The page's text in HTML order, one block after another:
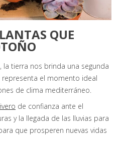
QUE
tierra nos brinda una segunda
el momento ideal
de clima mediterráneo.
de confianza ante el
y la llegada de las lluvias para
que prosperen nuevas vidas